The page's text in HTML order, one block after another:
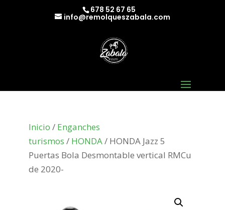
678 52 67 65
info@remolqueszabala.com
Inicio / Enganches
turismos / HONDA/ HONDA Jazz 5
Puertas Bola Desmontable vertical RMCu
de 2020-